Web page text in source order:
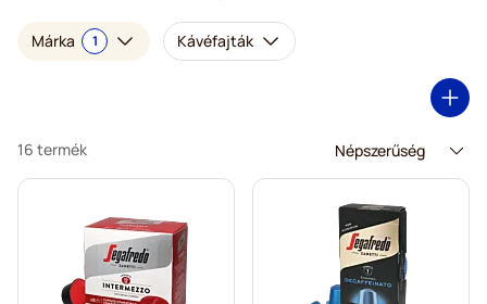
Márka 1 Kávéfajták
16 termék